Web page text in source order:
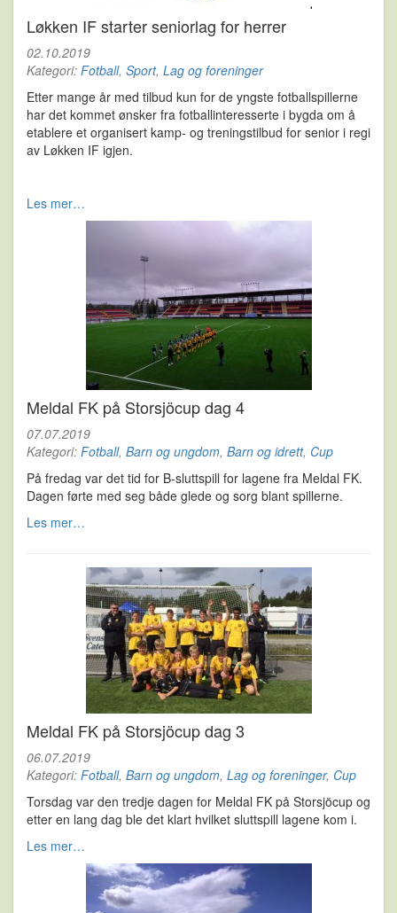
Løkken IF starter seniorlag for herrer
02.10.2019
Kategori: Fotball, Sport, Lag og foreninger
Etter mange år med tilbud kun for de yngste fotballspillerne
har det kommet ønsker fra fotballinteresserte i bygda om å
etablere et organisert kamp- og treningstilbud for senior i regi
av Løkken IF igjen.
Les mer…
Meldal FK på Storsjöcup dag 4
07.07.2019
Kategori: Fotball, Barn og ungdom, Barn og idrett, Cup
På fredag var det tid for B-sluttspill for lagene fra Meldal FK.
Dagen førte med seg både glede og sorg blant spillerne.
Les mer…
Meldal FK på Storsjöcup dag 3
06.07.2019
Kategori: Fotball, Barn og ungdom, Lag og foreninger, Cup
Torsdag var den tredje dagen for Meldal FK på Storsjöcup og
etter en lang dag ble det klart hvilket sluttspill lagene kom i.
Les mer…